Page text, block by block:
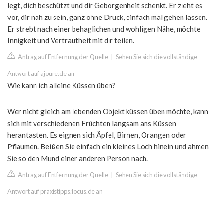
legt, dich beschützt und dir Geborgenheit schenkt. Er zieht es
vor, dir nah zu sein, ganz ohne Druck, einfach mal gehen lassen.
Er strebt nach einer behaglichen und wohligen Nähe, möchte
Innigkeit und Vertrautheit mit dir teilen.
Antrag auf Entfernung der Quelle Sehen Sie sich die vollständige
Antwort auf ajoure.de an
Wie kann ich alleine Küssen üben?
Wer nicht gleich am lebenden Objekt küssen üben möchte, kann
sich mit verschiedenen Früchten langsam ans Küssen
herantasten. Es eignen sich Äpfel, Birnen, Orangen oder
Pflaumen. Beißen Sie einfach ein kleines Loch hinein und ahmen
Sie so den Mund einer anderen Person nach.
Antrag auf Entfernung der Quelle Sehen Sie sich die vollständige
Antwort auf praxistipps.focus.de an